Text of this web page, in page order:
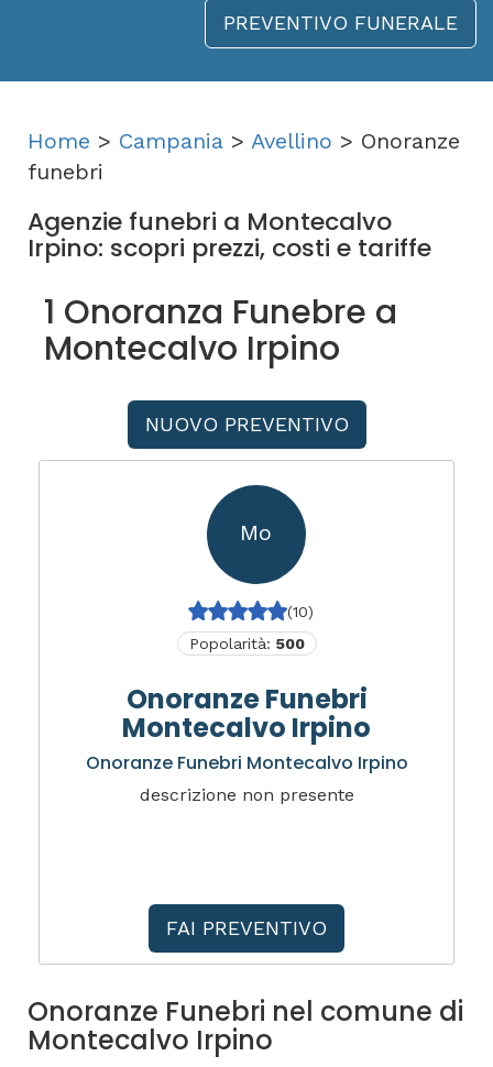
PREVENTIVO FUNERALE
Home > Campania > Avellino > Onoranze
funebri
Agenzie funebri a Montecalvo
Irpino: scopri prezzi, costi e tariffe
1 Onoranza Funebre a
Montecalvo Irpino
NUOVO PREVENTIVO
Mo
(10)
Popolarità: 500
Onoranze Funebri
Montecalvo Irpino
Onoranze Funebri Montecalvo Irpino
descrizione non presente
FAI PREVENTIVO
Onoranze Funebri nel comune di
Montecalvo Irpino